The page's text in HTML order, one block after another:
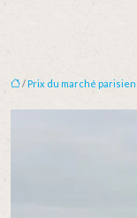
/Prix du marché parisien